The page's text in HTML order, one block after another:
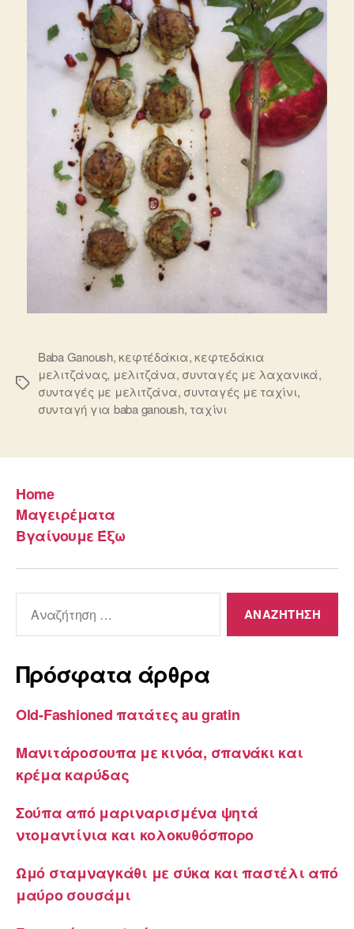
Ετικέτες
Baba Ganoush, κεφτέδάκια, κεφτεδάκια
μελιτζάνας, μελιτζάνα, συνταγές με λαχανικά,
συνταγές με μελιτζάνα, συνταγές με ταχίνι,
συνταγή για baba ganoush, ταχίνι
Home
Μαγειρέματα
Βγαίνουμε Έξω
για:
Πρόσφατα άρθρα
Old-Fashioned πατάτες au gratin
Μανιτάροσουπα με κινόα, σπανάκι και
κρέμα καρύδας
Σούπα από μαριναρισμένα ψητά
ντομαντίνια και κολοκυθόσπορο
Ωμό σταμναγκάθι με σύκα και παστέλι από
μαύρο σουσάμι